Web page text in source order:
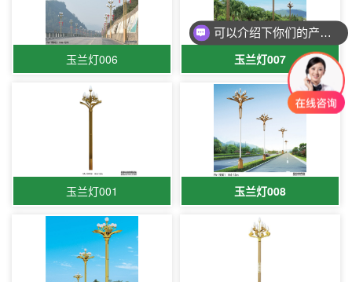
玉兰灯006 玉兰灯007
玉兰灯001 玉兰灯008
可以介绍下你们的产品么？